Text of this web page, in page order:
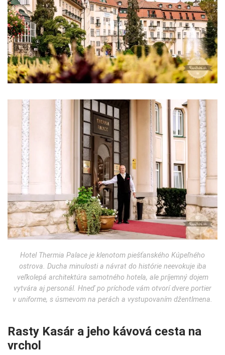
Hotel Thermia Palace je klenotom piešťanského Kúpeľného
ostrova. Ducha minulosti a návrat do histórie neevokuje iba
veľkolepá architektúra samotného hotela, ale príjemný dojem
vytvára aj personál. Hneď po príchode vám otvorí dvere portier
v uniforme, s úsmevom na perách a vystupovaním džentlmena.
Rasty Kasár a jeho kávová cesta na
vrchol